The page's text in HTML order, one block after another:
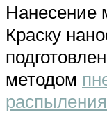
Нанесение
Краску
методом